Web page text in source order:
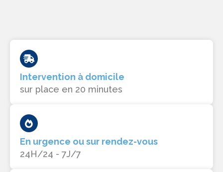
Intervention à domicile
sur place en 20 minutes
En urgence ou sur rendez-vous
24H/24 - 7J/7